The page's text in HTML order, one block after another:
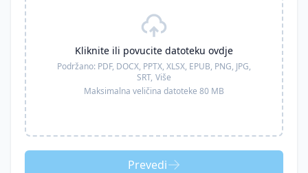
Kliknite ili povucite datoteku ovdje
Podržano: PDF, DOCX, PPTX, XLSX, EPUB, PNG, JPG,
SRT, Više
Maksimalna veličina datoteke 80 MB
Prevedi